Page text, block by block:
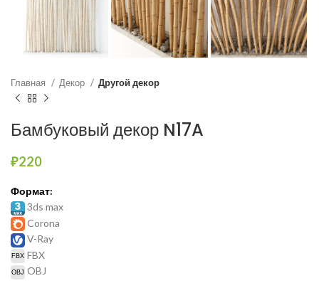
Главная Декор Другой декор
Бамбуковый декор N17A
₽220
Формат:
3ds max
Corona
V-Ray
FBX
OBJ